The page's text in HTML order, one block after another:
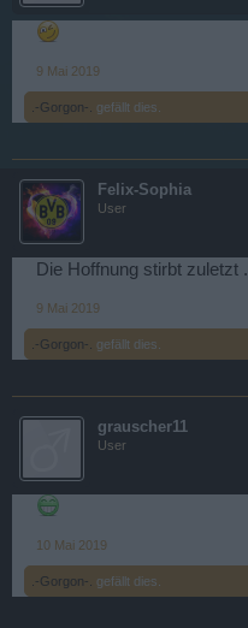
9 Mai 2019
.-Gorgon-. gefällt dies.
Felix-Sophia
User
Die Hoffnung stirbt zuletzt .
9 Mai 2019
.-Gorgon-. gefällt dies.
grauscher11
User
10 Mai 2019
.-Gorgon-. gefällt dies.